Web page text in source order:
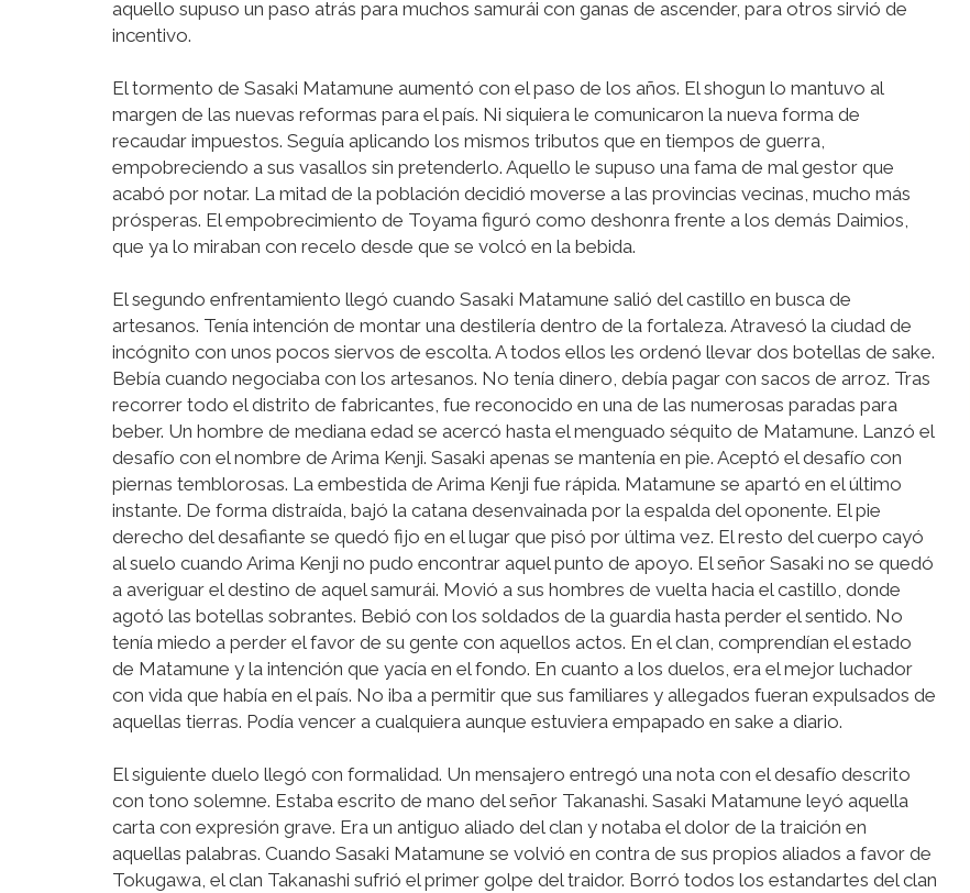
aquello supuso un paso atrás para muchos samurái con ganas de ascender, para otros sirvió de
incentivo.
El tormento de Sasaki Matamune aumentó con el paso de los años. El shogun lo mantuvo al
margen de las nuevas reformas para el país. Ni siquiera le comunicaron la nueva forma de
recaudar impuestos. Seguía aplicando los mismos tributos que en tiempos de guerra,
empobreciendo a sus vasallos sin pretenderlo. Aquello le supuso una fama de mal gestor que
acabó por notar. La mitad de la población decidió moverse a las provincias vecinas, mucho más
prósperas. El empobrecimiento de Toyama figuró como deshonra frente a los demás Daimios,
que ya lo miraban con recelo desde que se volcó en la bebida.
El segundo enfrentamiento llegó cuando Sasaki Matamune salió del castillo en busca de
artesanos. Tenía intención de montar una destilería dentro de la fortaleza. Atravesó la ciudad de
incógnito con unos pocos siervos de escolta. A todos ellos les ordenó llevar dos botellas de sake.
Bebía cuando negociaba con los artesanos. No tenía dinero, debía pagar con sacos de arroz. Tras
recorrer todo el distrito de fabricantes, fue reconocido en una de las numerosas paradas para
beber. Un hombre de mediana edad se acercó hasta el menguado séquito de Matamune. Lanzó el
desafío con el nombre de Arima Kenji. Sasaki apenas se mantenía en pie. Aceptó el desafío con
piernas temblorosas. La embestida de Arima Kenji fue rápida. Matamune se apartó en el último
instante. De forma distraída, bajó la catana desenvainada por la espalda del oponente. El pie
derecho del desafiante se quedó fijo en el lugar que pisó por última vez. El resto del cuerpo cayó
al suelo cuando Arima Kenji no pudo encontrar aquel punto de apoyo. El señor Sasaki no se quedó
a averiguar el destino de aquel samurái. Movió a sus hombres de vuelta hacia el castillo, donde
agotó las botellas sobrantes. Bebió con los soldados de la guardia hasta perder el sentido. No
tenía miedo a perder el favor de su gente con aquellos actos. En el clan, comprendían el estado
de Matamune y la intención que yacía en el fondo. En cuanto a los duelos, era el mejor luchador
con vida que había en el país. No iba a permitir que sus familiares y allegados fueran expulsados de
aquellas tierras. Podía vencer a cualquiera aunque estuviera empapado en sake a diario.
El siguiente duelo llegó con formalidad. Un mensajero entregó una nota con el desafío descrito
con tono solemne. Estaba escrito de mano del señor Takanashi. Sasaki Matamune leyó aquella
carta con expresión grave. Era un antiguo aliado del clan y notaba el dolor de la traición en
aquellas palabras. Cuando Sasaki Matamune se volvió en contra de sus propios aliados a favor de
Tokugawa, el clan Takanashi sufrió el primer golpe del traidor. Borró todos los estandartes del clan